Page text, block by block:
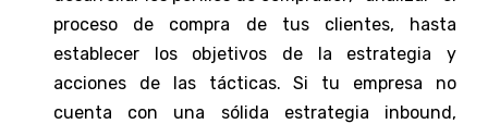
proceso de compra de tus clientes, hasta
establecer los objetivos de la estrategia y
acciones de las tácticas. Si tu empresa no
cuenta con una sólida estrategia inbound,